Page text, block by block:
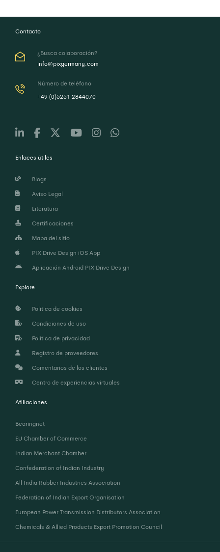
Contacto
¿Busca colaboración?
info@pixgermany.com
Número de teléfono
+49 (0)5251 2844070
Enlaces útiles
Blogs
Aviso Legal
Literatura
Certificaciones
Mapa del sitio
PIX Drive Design iOS App
Aplicación Android PIX Drive Design
Explore
Política de cookies
Condiciones de uso
Política de privacidad
Registro de proveedores
Comentarios de los clientes
Centro de experiencias virtuales
Afiliaciones
Bearingnet
EU Chamber of Commerce
Indian Merchant Chamber
Confederation of Indian Industry
All India Rubber Industries Association
Federation of Indian Export Organisation
European Power Transmission Distributors Association
Chemicals & Allied Products Export Promotion Council